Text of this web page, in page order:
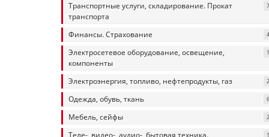
Транспортные услуги, складирование. Прокат
транспорта
Финансы. Страхование
Электросетевое оборудование, освещение,
компоненты
Электроэнергия, топливо, нефтепродукты, газ
Одежда, обувь, ткань
Мебель, сейфы
Теле-, видео-, аудио-, бытовая техника.